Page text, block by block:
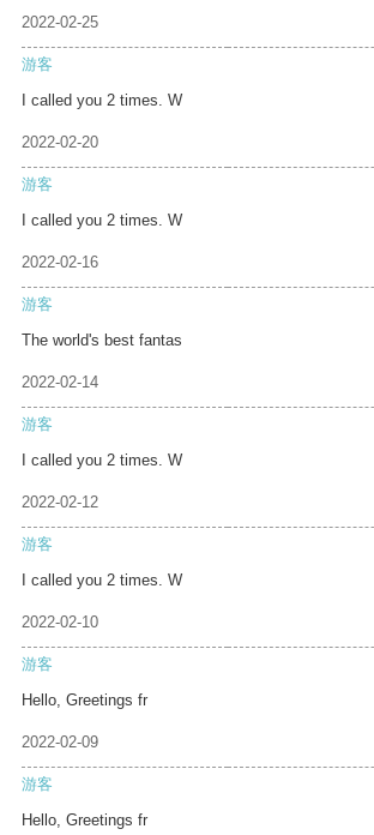
2022-02-25
游客
I called you 2 times. W
2022-02-20
游客
I called you 2 times. W
2022-02-16
游客
The world's best fantas
2022-02-14
游客
I called you 2 times. W
2022-02-12
游客
I called you 2 times. W
2022-02-10
游客
Hello, Greetings fr
2022-02-09
游客
Hello, Greetings fr